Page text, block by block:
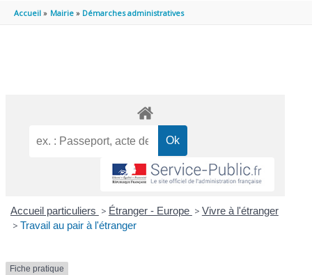
PRINCIPAL
Accueil Mairie Démarches administratives
Accueil particuliers > Étranger - Europe > Vivre à l'étranger
> Travail au pair à l'étranger
Fiche pratique